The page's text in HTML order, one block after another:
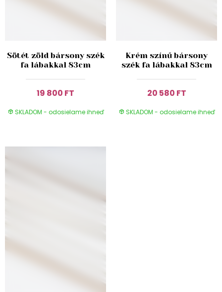
Sötét zöld bársony szék
fa lábakkal 83cm
19 800 FT
SKLADOM - odosielame ihneď
Krém színű bársony
szék fa lábakkal 83cm
20 580 FT
SKLADOM - odosielame ihneď